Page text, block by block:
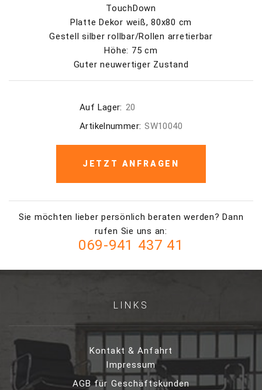
TouchDown
Platte Dekor weiß, 80x80 cm
Gestell silber rollbar/Rollen arretierbar
Höhe: 75 cm
Guter neuwertiger Zustand
Auf Lager: 20
Artikelnummer: SW10040
JETZT ANFRAGEN
Sie möchten lieber persönlich beraten werden? Dann
rufen Sie uns an:
069-941 437 41
LINKS
Kontakt & Anfahrt
Impressum
AGB für Geschäftskunden